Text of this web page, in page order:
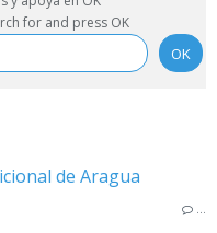
de Aragua
…
for and press OK